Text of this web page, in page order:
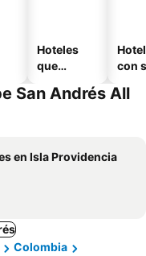
Hoteles
que
mascotas
con
San Andrés All
en Isla Providencia
Colombia